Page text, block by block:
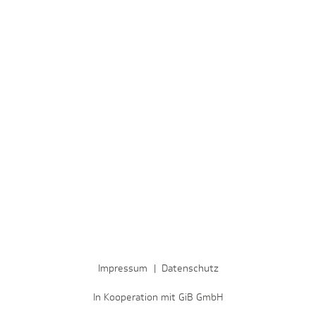
Impressum | Datenschutz
In Kooperation mit GiB GmbH